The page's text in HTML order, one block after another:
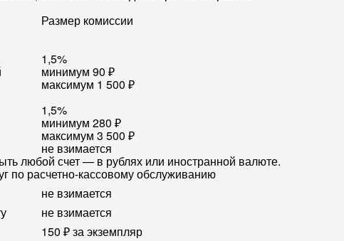
Размер комиссии
1,5%
минимум 90 ₽
максимум 1 500 ₽
1,5%
минимум 280 ₽
максимум 3 500 ₽
не взимается
любой счет — в рублях или иностранной валюте.
по расчетно-кассовому обслуживанию
не взимается
не взимается
150 ₽ за экземпляр